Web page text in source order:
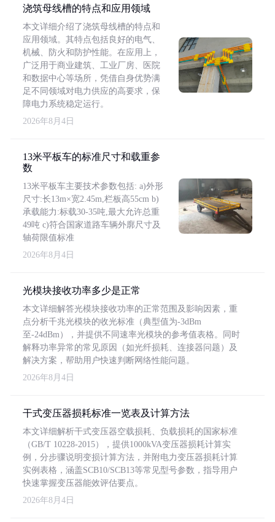
浇筑母线槽的特点和应用领域
本文详细介绍了浇筑母线槽的特点和
应用领域。其特点包括良好的电气、
机械、防火和防护性能。在应用上，
广泛用于商业建筑、工业厂房、医院
和数据中心等场所，凭借自身优势满
足不同领域对电力供应的高要求，保
障电力系统稳定运行。
2026年8月4日
13米平板车的标准尺寸和载重参
数
13米平板车主要技术参数包括: a)外形
尺寸:长13m×宽2.45m,栏板高55cm b)
承载能力:标载30-35吨,最大允许总重
49吨 c)符合国家道路车辆外廓尺寸及
轴荷限值标准
2026年8月4日
光模块接收功率多少是正常
本文详细解答光模块接收功率的正常范围及影响因素，重
点分析千兆光模块的收光标准（典型值为-3dBm
至-24dBm），并提供不同速率光模块的参考值表格。同时
解释功率异常的常见原因（如光纤损耗、连接器问题）及
解决方案，帮助用户快速判断网络性能问题。
2026年8月4日
干式变压器损耗标准一览表及计算方法
本文详细解析干式变压器空载损耗、负载损耗的国家标准
（GB/T 10228-2015），提供1000kVA变压器损耗计算实
例，分步骤说明变损计算方法，并附电力变压器损耗计算
实例表格，涵盖SCB10/SCB13等常见型号参数，指导用户
快速掌握变压器能效评估要点。
2026年8月4日